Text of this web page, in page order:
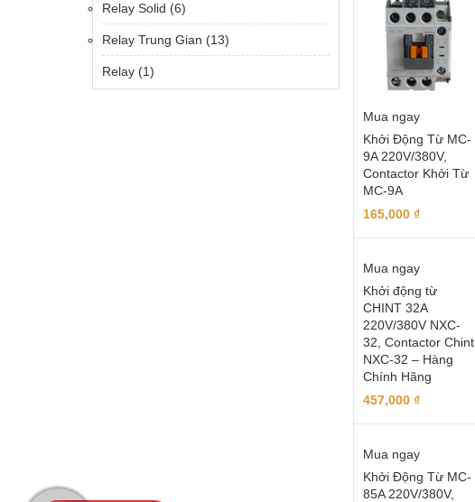
Mua ngay
Khởi Động Từ MC-
9A 220V/380V,
Contactor Khởi Từ
MC-9A
165,000 ₫
Mua ngay
Khởi động từ
CHINT 32A
220V/380V NXC-
32, Contactor Chint
NXC-32 – Hàng
Chính Hãng
457,000 ₫
Mua ngay
Khởi Động Từ MC-
85A 220V/380V,
Relay Solid (6)
Relay Trung Gian (13)
Relay (1)